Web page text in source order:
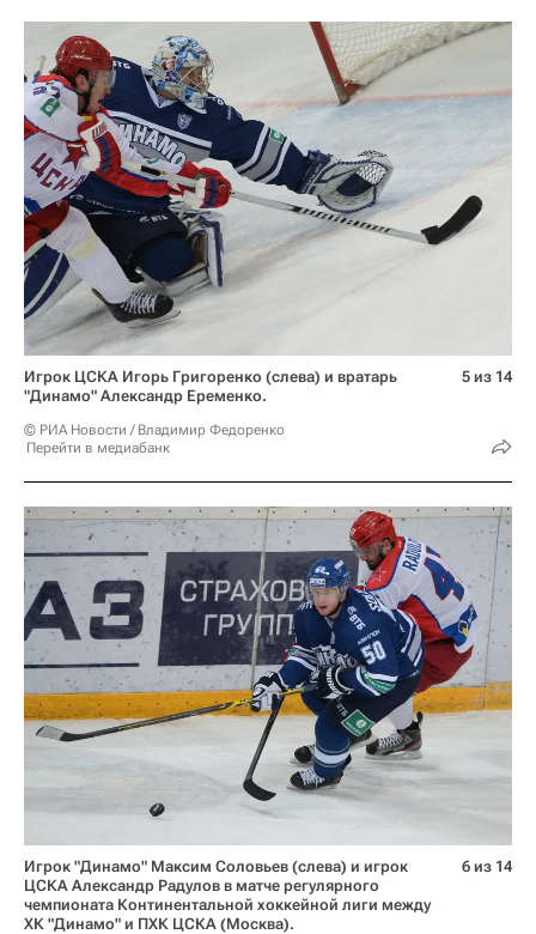
Игрок ЦСКА Игорь Григоренко (слева) и вратарь
"Динамо" Александр Еременко.
© РИА Новости / Владимир Федоренко
Перейти в медиабанк
5 из 14
Игрок "Динамо" Максим Соловьев (слева) и игрок
ЦСКА Александр Радулов в матче регулярного
чемпионата Континентальной хоккейной лиги между
ХК "Динамо" и ПХК ЦСКА (Москва).
6 из 14